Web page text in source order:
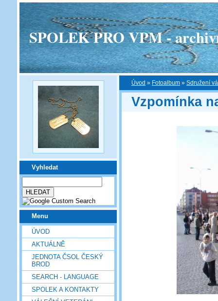
SPOLEK PRO VPM -
Vyhledat
Menu
ÚVOD
AKTUÁLNĚ
JEDNOTA ČSOL ČESKÝ
BROD
SEARCH - LANGUAGE
SPOLEK A KONTAKTY
Úvod » Fotoalbum » Sdružení
Vzpomínka